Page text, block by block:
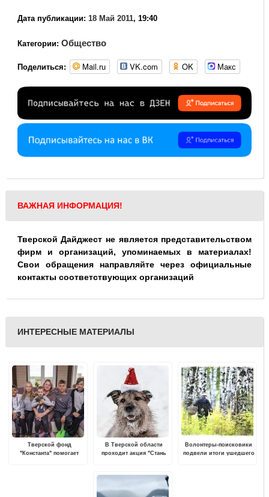
Дата публикации: 18 Май 2011, 19:40
Категории: Общество
Поделиться: Mail.ru VK.com OK Макс
ВАЖНАЯ ИНФОРМАЦИЯ!
Тверской Дайджест не является представительством
фирм и организаций, упоминаемых в материалах!
Свои обращения направляйте через официальные
контакты соответствующих организаций
ИНТЕРЕСНЫЕ МАТЕРИАЛЫ
Тверской фонд
"Константа" помогает
В Тверской области
проходит акция "Стань
Волонтеры-поисковики
подвели итоги ушедшего